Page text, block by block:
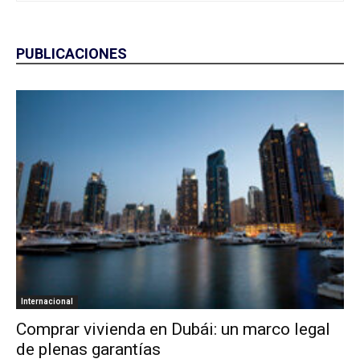
PUBLICACIONES
Internacional
Comprar vivienda en Dubái: un marco legal
de plenas garantías